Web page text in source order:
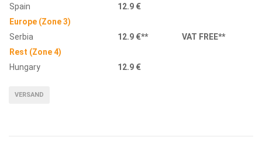
Spain
12.9 €
Europe (Zone 3)
Serbia
12.9 €**
VAT FREE**
Rest (Zone 4)
Hungary
12.9 €
VERSAND